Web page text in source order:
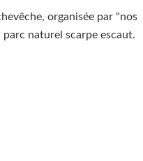
organisée par "nos
naturel scarpe escaut.